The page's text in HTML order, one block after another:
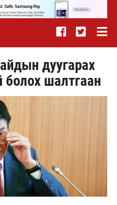
дуугарах
болох шалтгаан